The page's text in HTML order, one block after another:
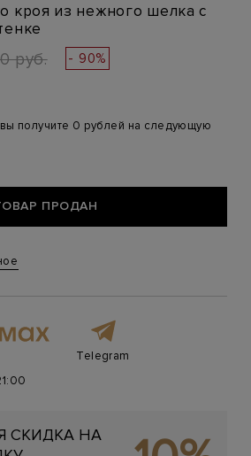
кроя из нежного шелка с
руб. - 90%
получите 0 рублей на следующую
ПРОДАН
Telegram
СКИДКА НА